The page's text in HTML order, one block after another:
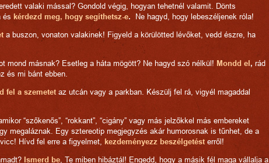
valaki mással? Gondold végig, hogyan tehetnél valamit. Dönts
és kérdezd meg, hogy segíthetsz-e. Ne hagyd, hogy lebeszéljenek róla!
a buszon, vonaton valakinek! Figyeld a körülötted lévőket, vedd észre, ha
mond másnak? Esetleg a háta mögött? Ne hagyd szó nélkül! Mondd el, rád
és mi bánt ebben.
fel a szemetet az utcán vagy a parkban. Készülj fel rá, vigyél magaddal
“szőkenős”, “rokkant”, “cigány” vagy más jelzőkkel más embereket
megaláznak. Egy sztereotip megjegyzés akár humorosnak is tűnhet, de a
Hívd fel erre a figyelmet, kezdeményezz beszélgetést erről!
Ismerd be , Te miben hibáztál! Engedd, hogy a másik fél maga vállalja a